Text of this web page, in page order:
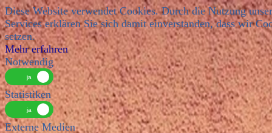
Diese Website verwendet Cookies. Durch die Nutzung
Services erklären Sie sich damit einverstanden, dass wir
setzen.
Mehr erfahren
Notwendig
Statistiken
Externe Medien